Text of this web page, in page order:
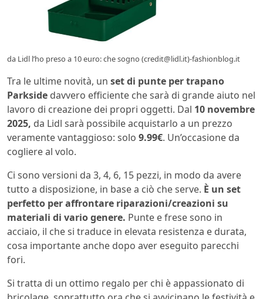
da Lidl l’ho preso a 10 euro: che sogno (credit@lidl.it)-fashionblog.it
Tra le ultime novità, un set di punte per trapano
Parkside davvero efficiente che sarà di grande aiuto nel
lavoro di creazione dei propri oggetti. Dal 10 novembre
2025, da Lidl sarà possibile acquistarlo a un prezzo
veramente vantaggioso: solo 9.99€. Un’occasione da
cogliere al volo.
Ci sono versioni da 3, 4, 6, 15 pezzi, in modo da avere
tutto a disposizione, in base a ciò che serve. È un set
perfetto per affrontare riparazioni/creazioni su
materiali di vario genere. Punte e frese sono in
acciaio, il che si traduce in elevata resistenza e durata,
cosa importante anche dopo aver eseguito parecchi
fori.
Si tratta di un ottimo regalo per chi è appassionato di